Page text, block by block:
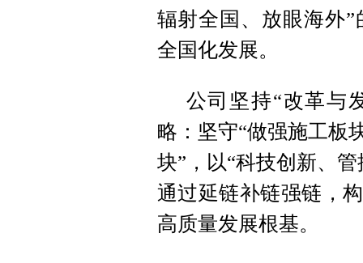
辐射全国、放眼海外
全国化发展。
公司坚持“改革与
略：坚守“做强施工板
块”，以“科技创新、
通过延链补链强链，
高质量发展根基。